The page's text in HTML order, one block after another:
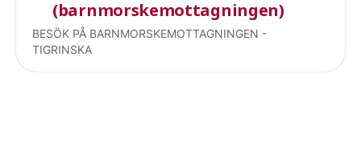
(barnmorskemottagningen)
BESÖK PÅ BARNMORSKEMOTTAGNINGEN -
TIGRINSKA